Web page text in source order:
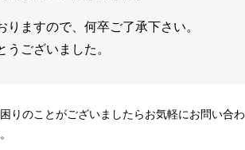
ますので、何卒ご了承下さい。
ございました。
りのことがございましたらお気軽にお問い合わ